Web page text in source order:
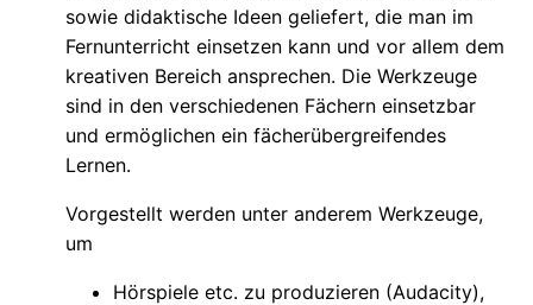
sowie didaktische Ideen geliefert, die man im
Fernunterricht einsetzen kann und vor allem dem
kreativen Bereich ansprechen. Die Werkzeuge
sind in den verschiedenen Fächern einsetzbar
und ermöglichen ein fächerübergreifendes
Lernen.
Vorgestellt werden unter anderem Werkzeuge,
um
Hörspiele etc. zu produzieren (Audacity),